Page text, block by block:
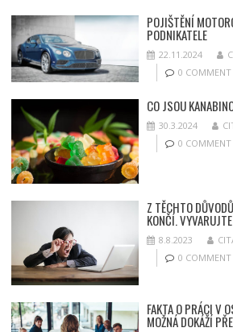
POJIŠTĚNÍ
PODNIKATELE
22.11.2024
0 COMMENT
CO JSOU
30.3.2024
0 COMMENT
Z TĚCHTO
KONČÍ.
8.8.2023
0 COMMENT
FAKTA O PRÁCI V
MOŽNÁ DOKÁŽÍ